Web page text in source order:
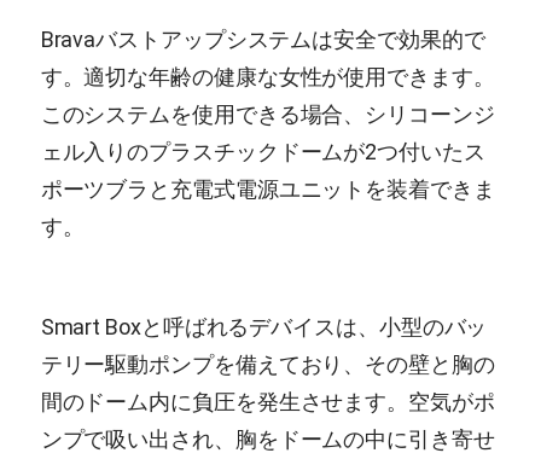
Bravaバストアップシステムは安全で効果的で
す。適切な年齢の健康な女性が使用できます。
このシステムを使用できる場合、シリコーンジ
ェル入りのプラスチックドームが2つ付いたス
ポーツブラと充電式電源ユニットを装着できま
す。
Smart Boxと呼ばれるデバイスは、小型のバッ
テリー駆動ポンプを備えており、その壁と胸の
間のドーム内に負圧を発生させます。空気がポ
ンプで吸い出され、胸をドームの中に引き寄せ